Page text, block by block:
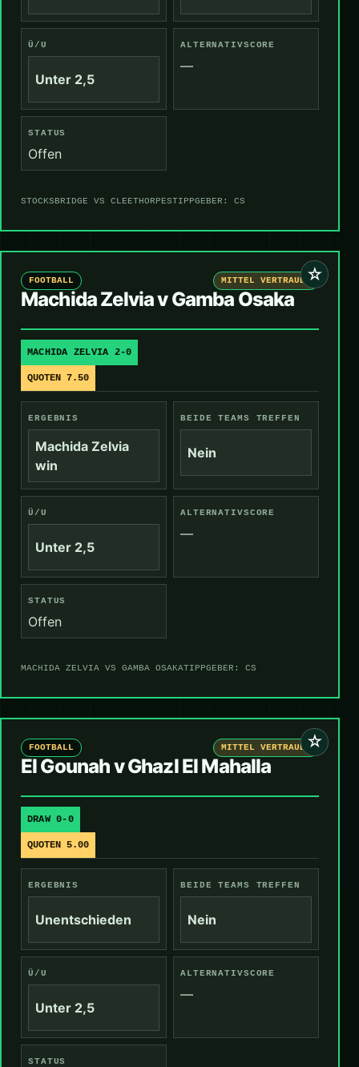
Ü/U
Unter 2,5
ALTERNATIVSCORE
—
STATUS
Offen
STOCKSBRIDGE VS CLEETHORPESTIPPGEBER: CS
☆
FOOTBALL MITTEL VERTRAUEN
Machida Zelvia v Gamba Osaka
MACHIDA ZELVIA 2-0
QUOTEN 7.50
ERGEBNIS
Machida Zelvia
win
BEIDE TEAMS TREFFEN
Nein
Ü/U
Unter 2,5
ALTERNATIVSCORE
—
STATUS
Offen
MACHIDA ZELVIA VS GAMBA OSAKATIPPGEBER: CS
☆
FOOTBALL MITTEL VERTRAUEN
El Gounah v Ghazl El Mahalla
DRAW 0-0
QUOTEN 5.00
ERGEBNIS
Unentschieden
BEIDE TEAMS TREFFEN
Nein
Ü/U
Unter 2,5
ALTERNATIVSCORE
—
STATUS